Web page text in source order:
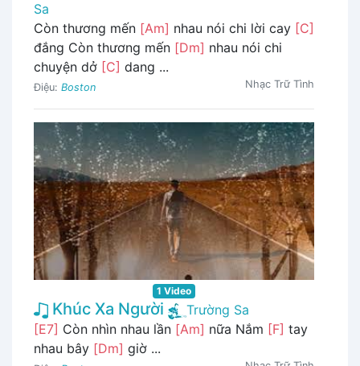
Sa
Còn thương mến [Am] nhau nói chi lời cay [C]
đắng Còn thương mến [Dm] nhau nói chi
chuyện dở [C] dang ...
Điệu: Boston Nhạc Trữ Tình
1 Video
Khúc Xa Người
Trường Sa
[E7] Còn nhìn nhau lần [Am] nữa Nắm [F] tay
nhau bây [Dm] giờ ...